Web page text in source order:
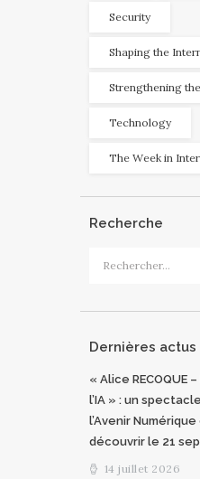
Security
Shaping the
Strengthening
Technology
The Week in
Recherche
Dernières actus
« Alice RECOQUE
l’IA » : un
l’Avenir Numérique
découvrir le 21
14 juillet 2026